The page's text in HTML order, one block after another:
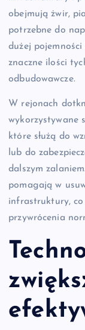
obejmują żwir,
potrzebne do
dużej
znaczne ilości
odbudowawcze.
W rejonach
wykorzystywane
które służą do
lub do
dalszym
pomagają w
infrastruktury,
przywrócenia